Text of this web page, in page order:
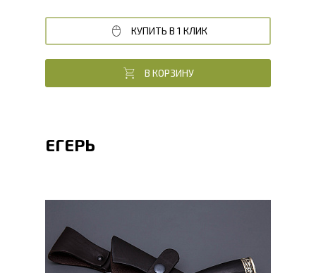
КУПИТЬ В 1 КЛИК
В КОРЗИНУ
ЕГЕРЬ
Общая длина, мм
Длина клинка, мм
Ширина клинка, мм
29